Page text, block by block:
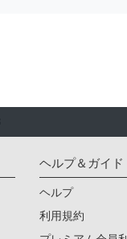
ヘルプ＆ガイド
ヘルプ
利用規約